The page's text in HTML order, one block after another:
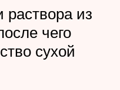
раствора из
чего
сухой